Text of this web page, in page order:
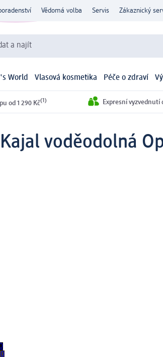
Vědomá volba Servis Zákaznický
a najít
World Vlasová kosmetika Péče o zdraví
od 1 290 Kč(1) Expresní vyzvednutí
voděodolná